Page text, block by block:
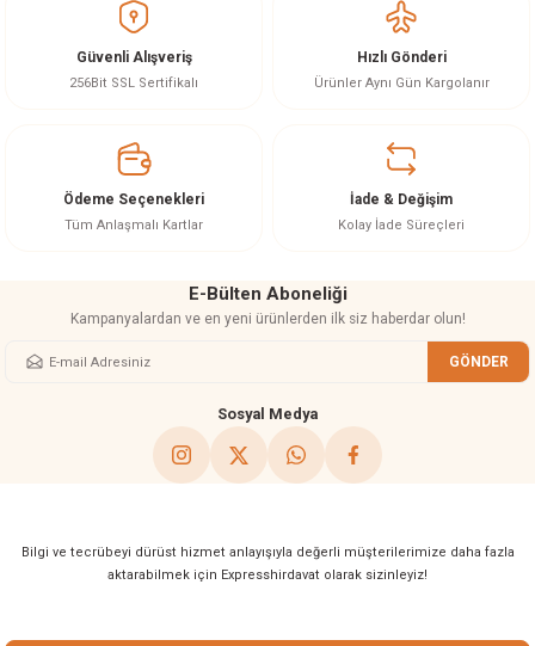
Görüş ve önerileriniz için teşekkür ederiz.
Ürün resmi kalitesiz, bozuk veya görüntülenemiyor.
Ürün bilgilerinde hatalar bulunuyor.
Bu ürüne benzer farklı alternatifler olmalı.
Güvenli Alışveriş
256Bit SSL Sertifikalı
Hızlı Gönderi
Ürünler Aynı Gün Kargolanır
Ödeme Seçenekleri
Tüm Anlaşmalı Kartlar
İade & Değişim
Kolay İade Süreçleri
E-Bülten Aboneliği
Kampanyalardan ve en yeni ürünlerden ilk siz haberdar olun!
GÖNDER
Sosyal Medya
Bilgi ve tecrübeyi dürüst hizmet anlayışıyla değerli müşterilerimize daha fazla
aktarabilmek için Expresshirdavat olarak sizinleyiz!